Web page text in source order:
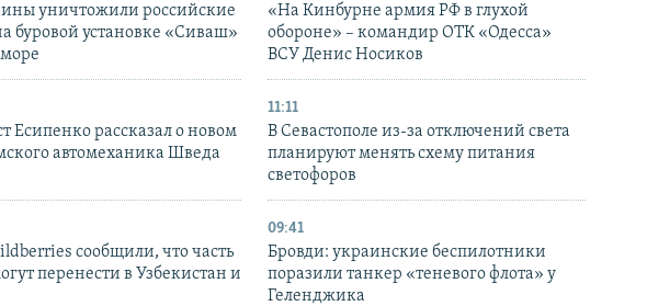
уничтожили российские
буровой установке «Сиваш»
«На Кинбурне армия РФ в глухой
обороне» – командир ОТК «Одесса»
ВСУ Денис Носиков
Есипенко рассказал о новом
автомеханика Шведа
11:11
В Севастополе из-за отключений света
планируют менять схему питания
светофоров
сообщили, что часть
перенести в Узбекистан и
09:41
Бровди: украинские беспилотники
поразили танкер «теневого флота» у
Геленджика